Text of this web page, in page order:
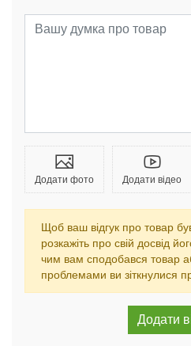
Додати фото Додати відео
Щоб ваш відгук про товар
розкажіть про свій досвід
чим вам сподобався товар
проблемами ви зіткнулися